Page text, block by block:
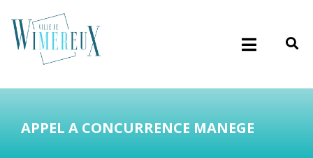
APPEL A CONCURRENCE MANEGE